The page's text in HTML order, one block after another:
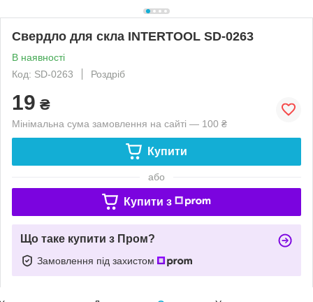
Свердло для скла INTERTOOL SD-0263
В наявності
Код: SD-0263
Роздріб
19 ₴
Мінімальна сума замовлення на сайті — 100 ₴
Купити
або
Купити з
Що таке купити з Пром?
Замовлення під захистом